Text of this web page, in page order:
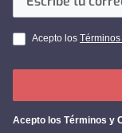
Acepto los
Acepto los Términos y